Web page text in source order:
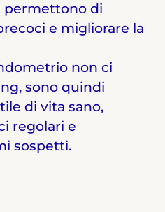
permettono di
e migliorare la
non ci
sono quindi
di vita sano,
regolari e
sospetti.